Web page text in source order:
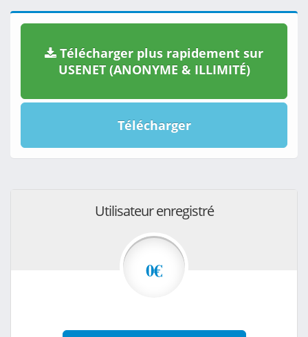
Télécharger plus rapidement sur
USENET (ANONYME & ILLIMITÉ)
Télécharger
Utilisateur enregistré
0€